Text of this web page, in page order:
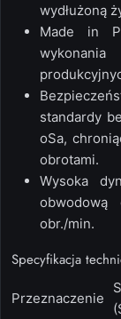
wydłużoną
Made in
standardy
oSa,
obrotami.
Wysoka
obwodową
obr./min.
Specyfikacja
Przeznaczenie